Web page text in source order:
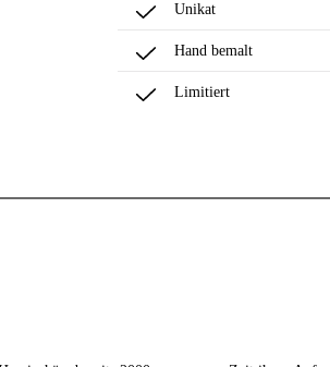
Unikat
Hand bemalt
Limitiert